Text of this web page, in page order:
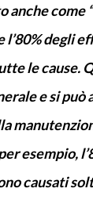
anche come
l’80% degli
le cause.
e si può
esempio,
causati